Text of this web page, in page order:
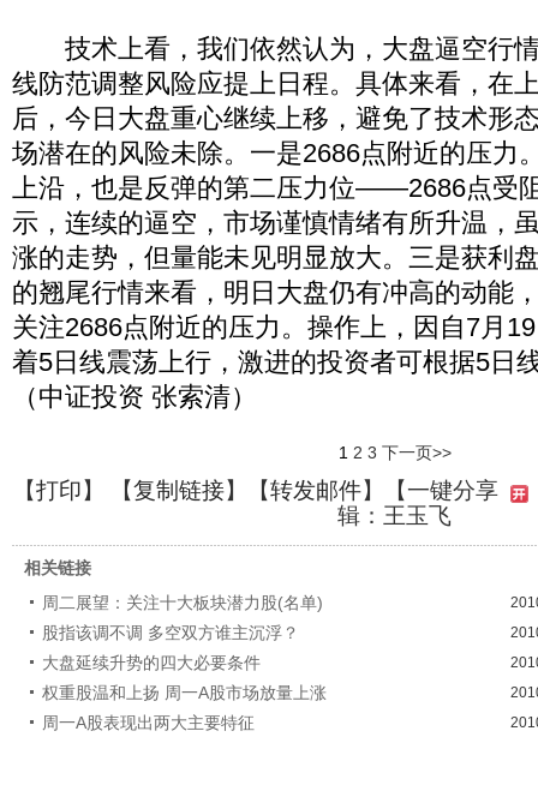
技术上看，我们依然认为，大盘逼空行
线防范调整风险应提上日程。具体来看，在
后，今日大盘重心继续上移，避免了技术形
场潜在的风险未除。一是2686点附近的压力
上沿，也是反弹的第二压力位——2686点受
示，连续的逼空，市场谨慎情绪有所升温，
涨的走势，但量能未见明显放大。三是获利
的翘尾行情来看，明日大盘仍有冲高的动能
关注2686点附近的压力。操作上，因自7月
着5日线震荡上行，激进的投资者可根据5日
（中证投资 张索清）
1 2 3 下一页>>
【打印】 【复制链接】【转发邮件】
【一键分享
辑：王玉飞
相关链接
周二展望：关注十大板块潜力股(名单)
股指该调不调 多空双方谁主沉浮？
大盘延续升势的四大必要条件
权重股温和上扬 周一A股市场放量上涨
周一A股表现出两大主要特征